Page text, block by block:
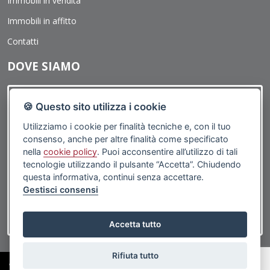
negli altri casi, l'opposizione presuppone un motivo legittimo.
Immobili in affitto
Contatti
DOVE SIAMO
©2019 Porticciolo Immobiliare | Via G.Caboto, 1R 16167 Genova (GE) - PI
🍪 Questo sito utilizza i cookie
Utilizziamo i cookie per finalità tecniche e, con il tuo
consenso, anche per altre finalità come specificato
nellacookie policy. Puoi acconsentire all’utilizzo di tali
tecnologie utilizzando il pulsante “Accetta”. Chiudendo
questa informativa, continui senza accettare.
Gestisci consensi
Accetta tutto
Rifiuta tutto